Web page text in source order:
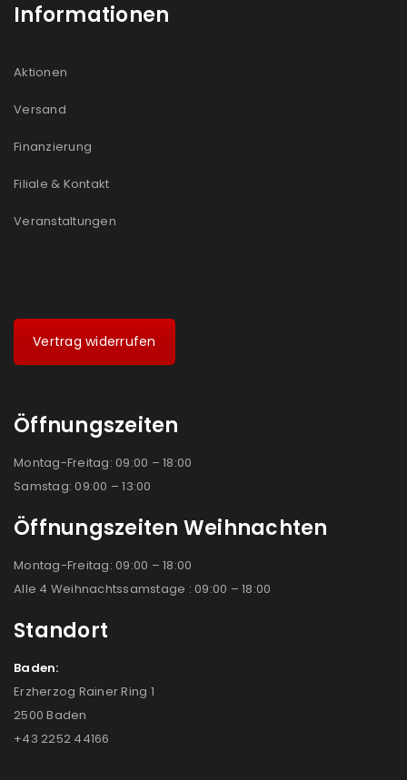
Informationen
Aktionen
Versand
Finanzierung
Filiale & Kontakt
Veranstaltungen
Vertrag widerrufen
Öffnungszeiten
Montag-Freitag: 09:00 – 18:00
Samstag: 09:00 – 13:00
Öffnungszeiten Weihnachten
Montag-Freitag: 09:00 – 18:00
Alle 4 Weihnachtssamstage : 09:00 – 18:00
Standort
Baden:
Erzherzog Rainer Ring 1
2500 Baden
+43 2252 44166